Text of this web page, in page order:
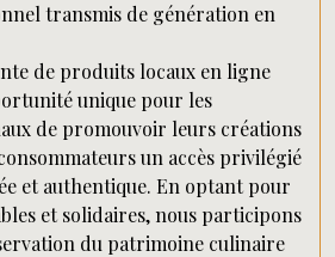
transmis de génération en
de produits locaux en ligne
unique pour les
de promouvoir leurs créations
un accès privilégié
et authentique. En optant pour
et solidaires, nous participons
du patrimoine culinaire